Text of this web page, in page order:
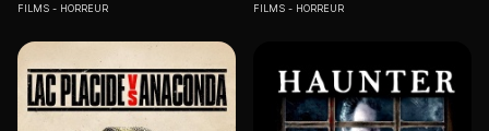
FILMS HORREUR FILMS HORREUR